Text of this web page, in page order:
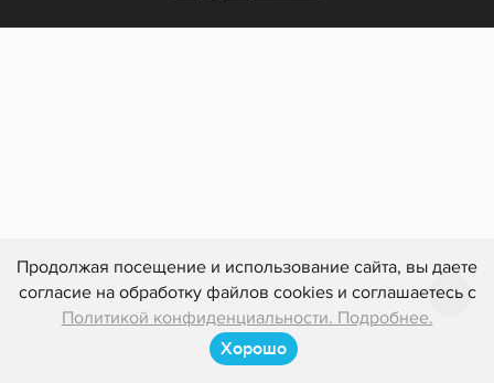
Продолжая посещение и использование сайта, вы даете
согласие на обработку файлов cookies и соглашаетесь с
Политикой конфиденциальности. Подробнее.
Хорошо